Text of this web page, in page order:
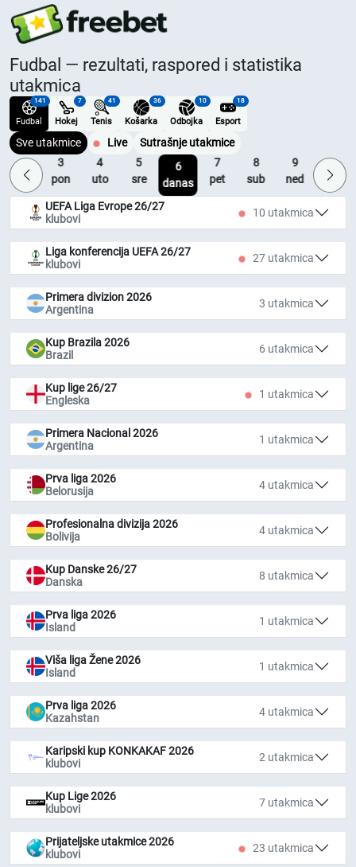
Fudbal — rezultati, raspored i statistika
utakmica
141
Fudbal
7
Hokej
41
Tenis
36
Košarka
10
Odbojka
18
Esport
Sve utakmice Live
Sutrašnje utakmice
2
ned
3
pon
4
uto
5
sre
6
danas
7
pet
8
sub
9
ned
10
pon
UEFA Liga Evrope 26/27
klubovi
10 utakmica
Liga konferencija UEFA 26/27
klubovi
27 utakmica
Primera divizion 2026
Argentina
3 utakmica
Kup Brazila 2026
Brazil
6 utakmica
Kup lige 26/27
Engleska
1 utakmica
Primera Nacional 2026
Argentina
1 utakmica
Prva liga 2026
Belorusija
4 utakmica
Profesionalna divizija 2026
Bolivija
4 utakmica
Kup Danske 26/27
Danska
8 utakmica
Prva liga 2026
Island
1 utakmica
Viša liga Žene 2026
Island
1 utakmica
Prva liga 2026
Kazahstan
4 utakmica
Karipski kup KONKAKAF 2026
klubovi
2 utakmica
Kup Lige 2026
klubovi
7 utakmica
Prijateljske utakmice 2026
klubovi
23 utakmica